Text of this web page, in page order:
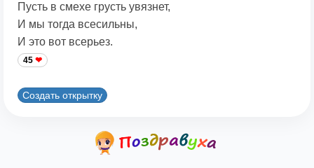
Пусть в смехе грусть увязнет,
И мы тогда всесильны,
И это вот всерьез.
45
Создать открытку